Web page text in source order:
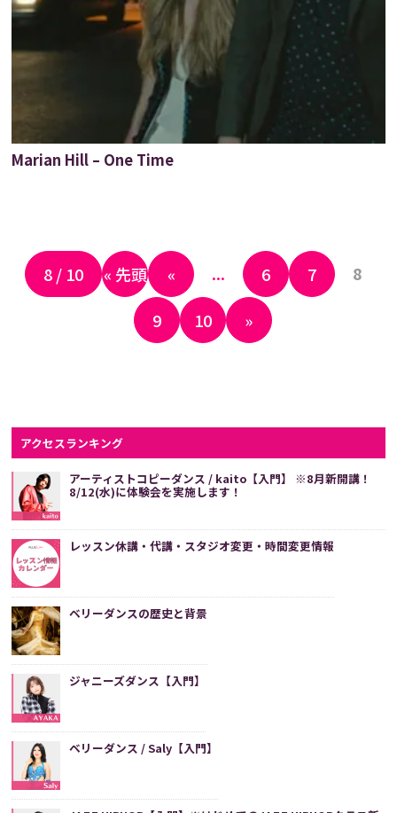
Marian Hill – One Time
8 / 10 « 先頭 « ... 6 7 8
9 10 »
アクセスランキング
アーティストコピーダンス / kaito【入門】 ※8月新開講！
8/12(水)に体験会を実施します！
レッスン休講・代講・スタジオ変更・時間変更情報
ベリーダンスの歴史と背景
ジャニーズダンス【入門】
ベリーダンス / Saly【入門】